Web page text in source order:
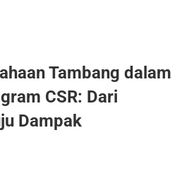
Tambang dalam
CSR: Dari
Dampak